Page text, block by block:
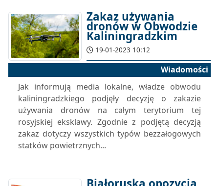
Zakaz używania
dronów w Obwodzie
Kaliningradzkim
19-01-2023 10:12
Wiadomości
Jak informują media lokalne, władze obwodu
kaliningradzkiego podjęły decyzję o zakazie
używania dronów na całym terytorium tej
rosyjskiej eksklawy. Zgodnie z podjętą decyzją
zakaz dotyczy wszystkich typów bezzałogowych
statków powietrznych...